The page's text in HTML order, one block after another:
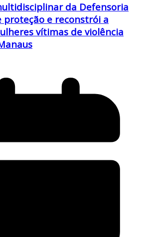
da Defensoria
proteção e reconstrói a
vítimas de violência